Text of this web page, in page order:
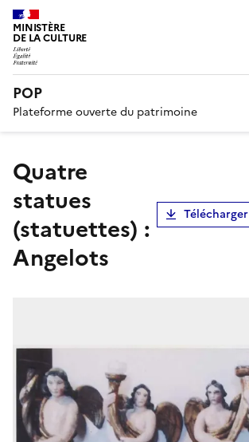
MINISTÈRE
DE LA CULTURE
POP
Plateforme ouverte du patrimoine
quatre
statues
(statuettes) :
Angelots
Télécharger